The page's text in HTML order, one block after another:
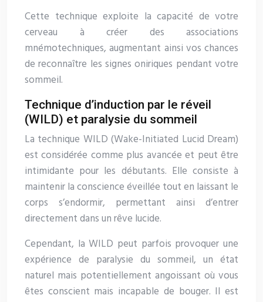
Cette technique exploite la capacité de votre
cerveau à créer des associations
mnémotechniques, augmentant ainsi vos chances
de reconnaître les signes oniriques pendant votre
sommeil.
Technique d’induction par le réveil
(WILD) et paralysie du sommeil
La technique WILD (Wake-Initiated Lucid Dream)
est considérée comme plus avancée et peut être
intimidante pour les débutants. Elle consiste à
maintenir la conscience éveillée tout en laissant le
corps s’endormir, permettant ainsi d’entrer
directement dans un rêve lucide.
Cependant, la WILD peut parfois provoquer une
expérience de paralysie du sommeil, un état
naturel mais potentiellement angoissant où vous
êtes conscient mais incapable de bouger. Il est